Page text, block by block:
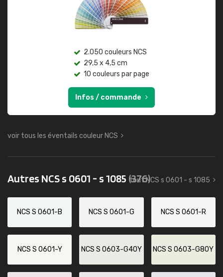
2.050 couleurs NCS
29,5 x 4,5 cm
10 couleurs par page
Infos / commande
voir tous les éventails couleur NCS
Autres NCS s 0601 - s 1085 (376)
tout NCS s 0601 - s 1085
NCS S 0601-B NCS S 0601-G NCS S 0601-R
NCS S 0601-Y NCS S 0603-G40Y NCS S 0603-G80Y